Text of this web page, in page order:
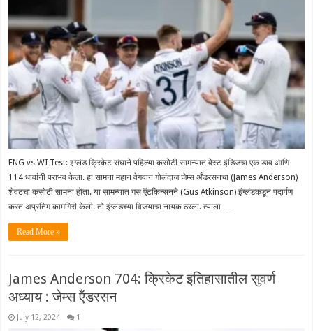
ENG vs WI Test: इंग्लंड क्रिकेट संघाने पहिल्या कसोटी सामन्यात वेस्ट इंडिजचा एक डाव आणि
114 धावांनी पराभव केला. हा सामना महान वेगवान गोलंदाज जेम्स अँडरसनचा (James Anderson)
शेवटचा कसोटी सामना होता. या सामन्यात गस ऍटकिन्सनने (Gus Atkinson) इंग्लंडकडून पदार्पण
करत अप्रतिम कामगिरी केली. तो इंग्लंडच्या विजयाचा नायक ठरला. त्याला …
Read More »
James Anderson 704: क्रिकेट इतिहासातील सुवर्ण
अध्याय : जेम्स ऍंडरसन
July 12, 2024 1